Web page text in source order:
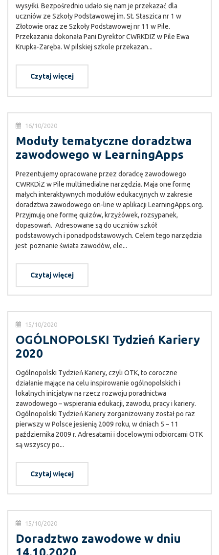
wysyłki. Bezpośrednio udało się nam je przekazać dla
uczniów ze Szkoły Podstawowej im. St. Staszica nr 1 w
Złotowie oraz ze Szkoły Podstawowej nr 11 w Pile.
Przekazania dokonała Pani Dyrektor CWRKDIZ w Pile Ewa
Krupka-Zaręba. W pilskiej szkole przekazan...
Czytaj więcej
16/10/2020
Moduły tematyczne doradztwa
zawodowego w LearningApps
Prezentujemy opracowane przez doradcę zawodowego
CWRKDiZ w Pile multimedialne narzędzia. Maja one formę
małych interaktywnych modułów edukacyjnych w zakresie
doradztwa zawodowego on-line w aplikacji LearningApps.org.
Przyjmują one formę quizów, krzyżówek, rozsypanek,
dopasowań. Adresowane są do uczniów szkół
podstawowych i ponadpodstawowych. Celem tego narzędzia
jest poznanie świata zawodów, ele...
Czytaj więcej
15/10/2020
OGÓLNOPOLSKI Tydzień Kariery
2020
Ogólnopolski Tydzień Kariery, czyli OTK, to coroczne
działanie mające na celu inspirowanie ogólnopolskich i
lokalnych inicjatyw na rzecz rozwoju poradnictwa
zawodowego – wspierania edukacji, zawodu, pracy i kariery.
Ogólnopolski Tydzień Kariery zorganizowany został po raz
pierwszy w Polsce jesienią 2009 roku, w dniach 5 – 11
października 2009 r. Adresatami i docelowymi odbiorcami OTK
są wszyscy po...
Czytaj więcej
15/10/2020
Doradztwo zawodowe w dniu
14.10.2020